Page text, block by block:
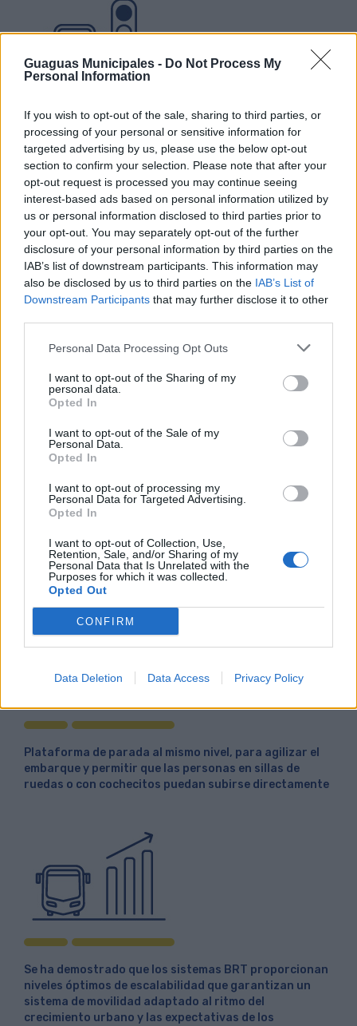
Guaguas Municipales - Do Not Process My
Personal Information
If you wish to opt-out of the sale, sharing to third parties, or
processing of your personal or sensitive information for
targeted advertising by us, please use the below opt-out
section to confirm your selection. Please note that after your
opt-out request is processed you may continue seeing
interest-based ads based on personal information utilized by
us or personal information disclosed to third parties prior to
your opt-out. You may separately opt-out of the further
disclosure of your personal information by third parties on the
IAB’s list of downstream participants. This information may
also be disclosed by us to third parties on the IAB’s List of
Downstream Participants that may further disclose it to other
Personal Data Processing Opt Outs
I want to opt-out of the Sharing of my
personal data.
Opted In
I want to opt-out of the Sale of my
Personal Data.
Opted In
I want to opt-out of processing my
Personal Data for Targeted Advertising.
Opted In
I want to opt-out of Collection, Use,
Retention, Sale, and/or Sharing of my
Personal Data that Is Unrelated with the
Purposes for which it was collected.
Opted Out
CONFIRM
Data Deletion Data Access Privacy Policy
Prioridad de la guaguas en los cruces con semáforos
pasajeros o mercancías
en efectivo
Plataforma de parada al mismo nivel, para agilizar el
embarque y permitir que las personas en sillas de
ruedas o con cochecitos puedan subirse directamente
Se ha demostrado que los sistemas BRT proporcionan
niveles óptimos de escalabilidad que garantizan un
sistema de movilidad adaptado al ritmo del
crecimiento urbano y las expectativas de los